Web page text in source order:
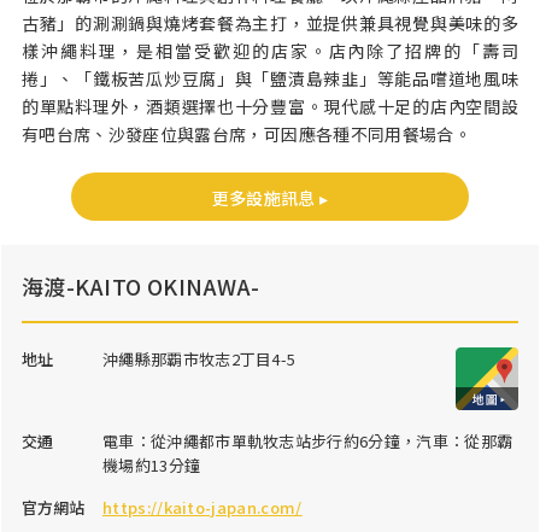
古豬」的涮涮鍋與燒烤套餐為主打，並提供兼具視覺與美味的多
樣沖繩料理，是相當受歡迎的店家。店內除了招牌的「壽司
捲」、「鐵板苦瓜炒豆腐」與「鹽漬島辣韭」等能品嚐道地風味
的單點料理外，酒類選擇也十分豐富。現代感十足的店內空間設
有吧台席、沙發座位與露台席，可因應各種不同用餐場合。
更多設施訊息 ▸
海渡-KAITO OKINAWA-
地址 沖繩縣那覇市牧志2丁目4-5
交通
電車：從沖繩都市單軌牧志站步行約6分鐘，汽車：從那霸
機場約13分鐘
官方網站
https://kaito-japan.com/